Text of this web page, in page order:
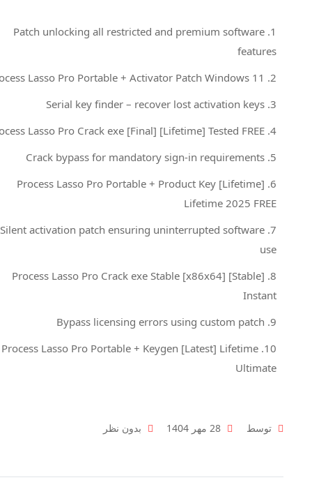
Patch unlocking all restricted and premium software
features
Process Lasso Pro Portable + Activator Patch Windows 11
Serial key finder – recover lost activation keys
Process Lasso Pro Crack exe [Final] [Lifetime] Tested FREE
Crack bypass for mandatory sign-in requirements
Process Lasso Pro Portable + Product Key [Lifetime]
Lifetime 2025 FREE
Silent activation patch ensuring uninterrupted software
Process Lasso Pro Crack exe Stable [x86x64] [Stable]
Instant
Bypass licensing errors using custom patch
Process Lasso Pro Portable + Keygen [Latest] Lifetime
Ultimate
توسط 28 مهر 1404 بدون نظر